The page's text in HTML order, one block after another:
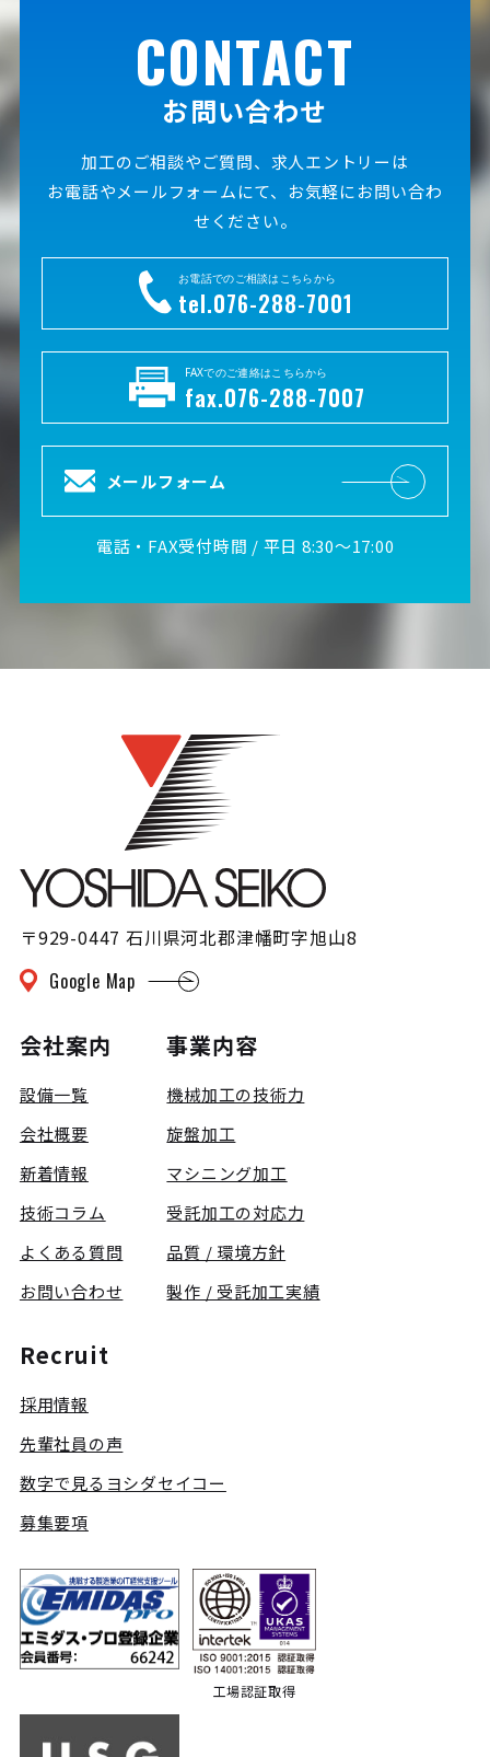
CONTACT
お問い合わせ
加工のご相談やご質問、求人エントリーは
お電話やメールフォームにて、お気軽にお問い合わ
せください。
お電話でのご相談はこちらから
tel.076-288-7001
FAXでのご連絡はこちらから
fax.076-288-7007
メールフォーム
電話・FAX受付時間 / 平日 8:30～17:00
〒929-0447 石川県河北郡津幡町字旭山8
Google Map
会社案内
設備一覧
会社概要
新着情報
技術コラム
よくある質問
お問い合わせ
事業内容
機械加工の技術力
旋盤加工
マシニング加工
受託加工の対応力
品質 / 環境方針
製作 / 受託加工実績
Recruit
採用情報
先輩社員の声
数字で見るヨシダセイコー
募集要項
工場認証取得